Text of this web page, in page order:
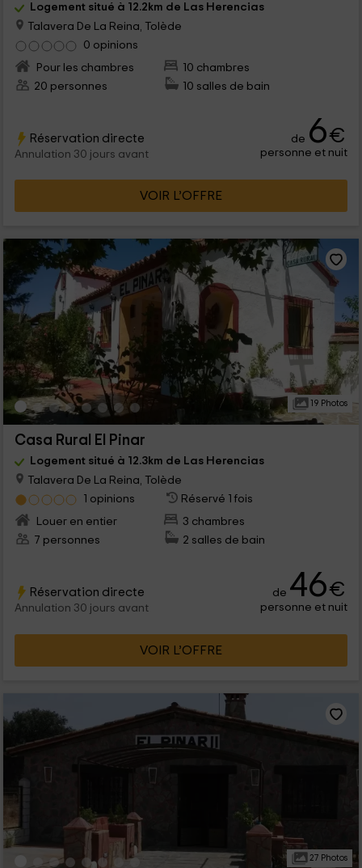
Logement situé à 12.2km de Las Herencias
Talavera De La Reina, Tolède
0 opinions
Pour les chambres
10 chambres
20 personnes
10 salles de bain
Réservation directe
Annulation 30 jours avant
de 6€
personne et nuit
VOIR L’OFFRE
19 Photos
Casa Rural El Pinar
Logement situé à 12.3km de Las Herencias
Talavera De La Reina, Tolède
1 opinions
Réservé 1 fois
Louer en entier
3 chambres
7 personnes
2 salles de bain
Réservation directe
Annulation 30 jours avant
de 46€
personne et nuit
VOIR L’OFFRE
27 Photos